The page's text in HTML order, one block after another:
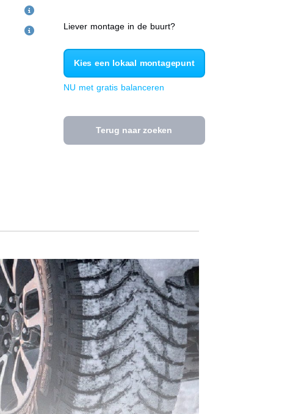
Liever montage in de buurt?
Kies een lokaal montagepunt
NU met gratis balanceren
Terug naar zoeken